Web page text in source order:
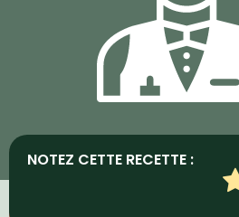
NOTEZ CETTE RECETTE :